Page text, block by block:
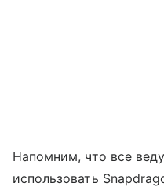
Напомним, что все
использовать